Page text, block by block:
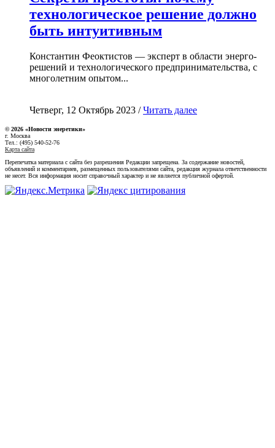
технологическое решение должно
быть интуитивным
Константин Феоктистов — эксперт в области энерго-
решений и технологического предпринимательства, с
многолетним опытом...
Четверг, 12 Октябрь 2023 /Читать далее
© 2026 «Новости энеретики»
г. Москва
Тел.: (495) 540-52-76
Карта сайта
Перепечатка материала с сайта без разрешения Редакции запрещена. За содержание новостей,
объявлений и комментариев, размещенных пользователями сайта, редакция журнала ответственности
не несет. Вся информация носит справочный характер и не является публичной офертой.